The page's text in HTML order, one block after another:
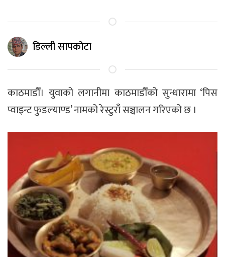
डिल्ली सापकोटा
काठमाडौँ। युवाको लगानीमा काठमाडौँको सुन्धारामा ‘पिस
प्वाइन्ट फुडल्याण्ड’ नामको रेस्टुराँ सञ्चालन गरिएको छ ।